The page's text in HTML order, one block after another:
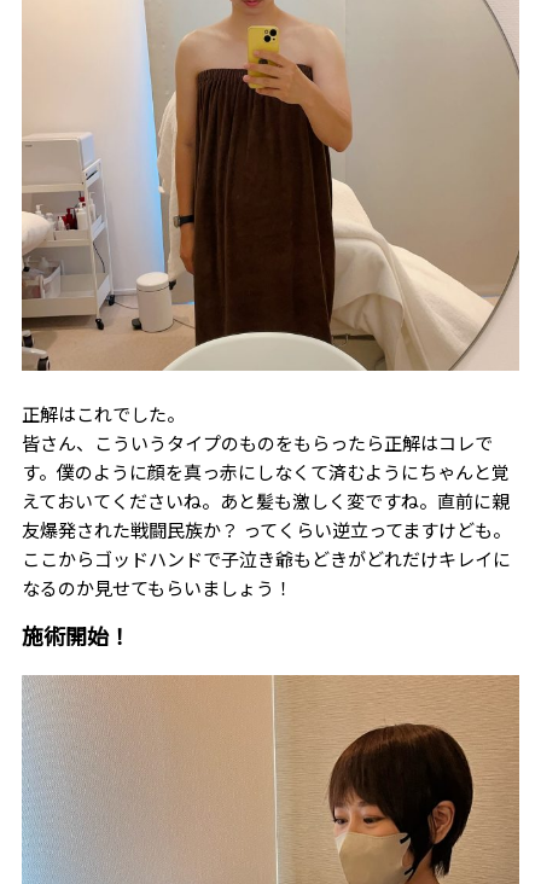
正解はこれでした。
皆さん、こういうタイプのものをもらったら正解はコレで
す。僕のように顔を真っ赤にしなくて済むようにちゃんと覚
えておいてくださいね。あと髪も激しく変ですね。直前に親
友爆発された戦闘民族か？ ってくらい逆立ってますけども。
ここからゴッドハンドで子泣き爺もどきがどれだけキレイに
なるのか見せてもらいましょう！
施術開始！